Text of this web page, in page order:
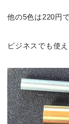
他の5色は220円で
ビジネスでも使